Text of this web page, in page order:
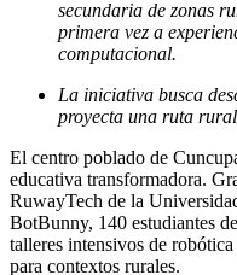
secundaria de zonas
primera vez a
computacional.
La iniciativa busca
proyecta una ruta
El centro poblado de
educativa transformadora.
RuwayTech de la
BotBunny, 140 estudiantes
talleres intensivos de
para contextos rurales.